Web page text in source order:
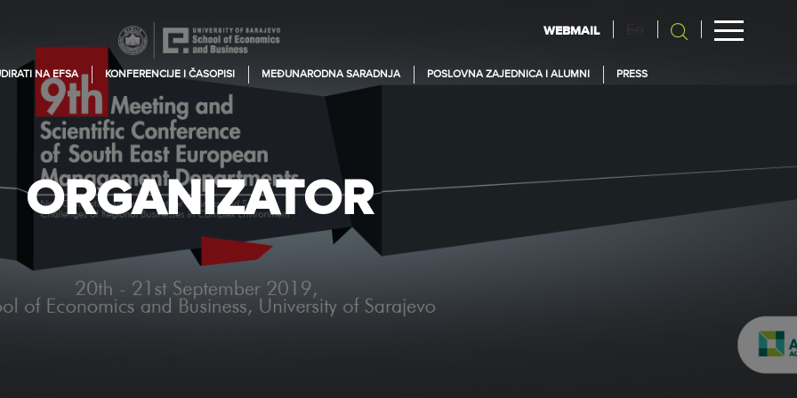
WEBMAIL
NA EFSA KONFERENCIJE I ČASOPISI MEĐUNARODNA SARADNJA POSLOVNA ZAJEDNICA I ALUMNI PRESS
ORGANIZATOR